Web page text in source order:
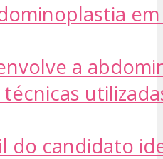
a
do candidato